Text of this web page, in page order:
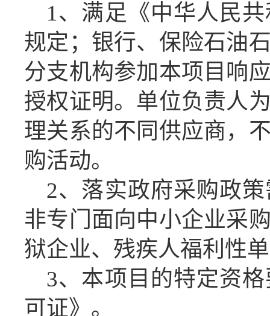
1、满足《中华人民
规定；银行、保险石油
分支机构参加本项目响
授权证明。单位负责人
理关系的不同供应商，
购活动。
2、落实政府采购政
非专门面向中小企业采
狱企业、残疾人福利性
3、本项目的特定资
可证》。